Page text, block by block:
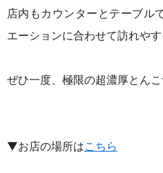
店内もカウンターとテーブル
エーションに合わせて訪れやす
ぜひ一度、極限の超濃厚とんこ
▼お店の場所はこちら